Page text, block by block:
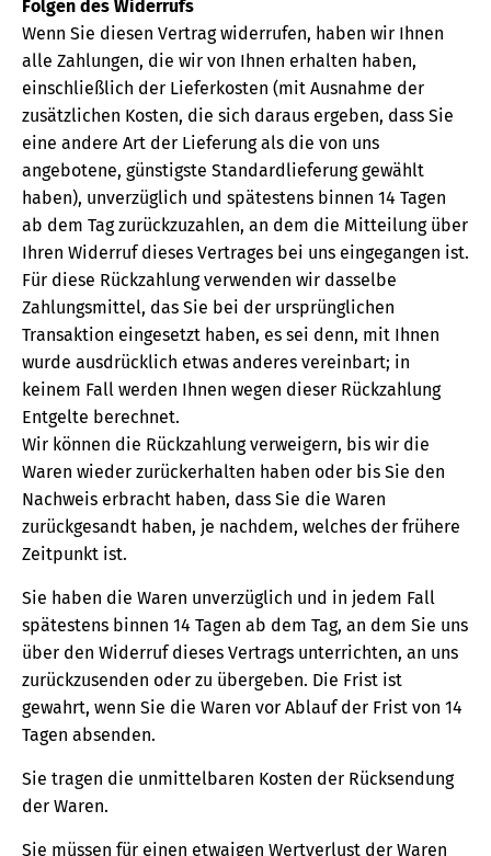
Folgen des Widerrufs
Wenn Sie diesen Vertrag widerrufen, haben wir Ihnen
alle Zahlungen, die wir von Ihnen erhalten haben,
einschließlich der Lieferkosten (mit Ausnahme der
zusätzlichen Kosten, die sich daraus ergeben, dass Sie
eine andere Art der Lieferung als die von uns
angebotene, günstigste Standardlieferung gewählt
haben), unverzüglich und spätestens binnen 14 Tagen
ab dem Tag zurückzuzahlen, an dem die Mitteilung über
Ihren Widerruf dieses Vertrages bei uns eingegangen ist.
Für diese Rückzahlung verwenden wir dasselbe
Zahlungsmittel, das Sie bei der ursprünglichen
Transaktion eingesetzt haben, es sei denn, mit Ihnen
wurde ausdrücklich etwas anderes vereinbart; in
keinem Fall werden Ihnen wegen dieser Rückzahlung
Entgelte berechnet.
Wir können die Rückzahlung verweigern, bis wir die
Waren wieder zurückerhalten haben oder bis Sie den
Nachweis erbracht haben, dass Sie die Waren
zurückgesandt haben, je nachdem, welches der frühere
Zeitpunkt ist.
Sie haben die Waren unverzüglich und in jedem Fall
spätestens binnen 14 Tagen ab dem Tag, an dem Sie uns
über den Widerruf dieses Vertrags unterrichten, an uns
zurückzusenden oder zu übergeben. Die Frist ist
gewahrt, wenn Sie die Waren vor Ablauf der Frist von 14
Tagen absenden.
Sie tragen die unmittelbaren Kosten der Rücksendung
der Waren.
Sie müssen für einen etwaigen Wertverlust der Waren